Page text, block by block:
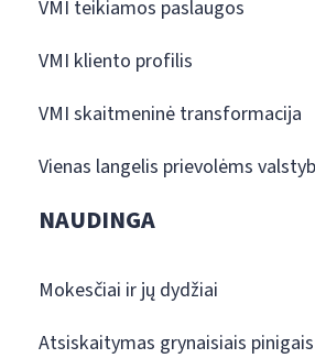
VMI teikiamos paslaugos
VMI kliento profilis
VMI skaitmeninė transformacija
Vienas langelis prievolėms
NAUDINGA
Mokesčiai ir jų dydžiai
Atsiskaitymas grynaisiais pinigais